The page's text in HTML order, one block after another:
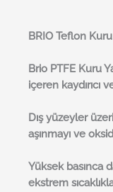
BRIO Teflon Kuru
Brio PTFE Kuru
içeren kaydırıcı
Dış yüzeyler
aşınmayı ve
Yüksek basınca
ekstrem